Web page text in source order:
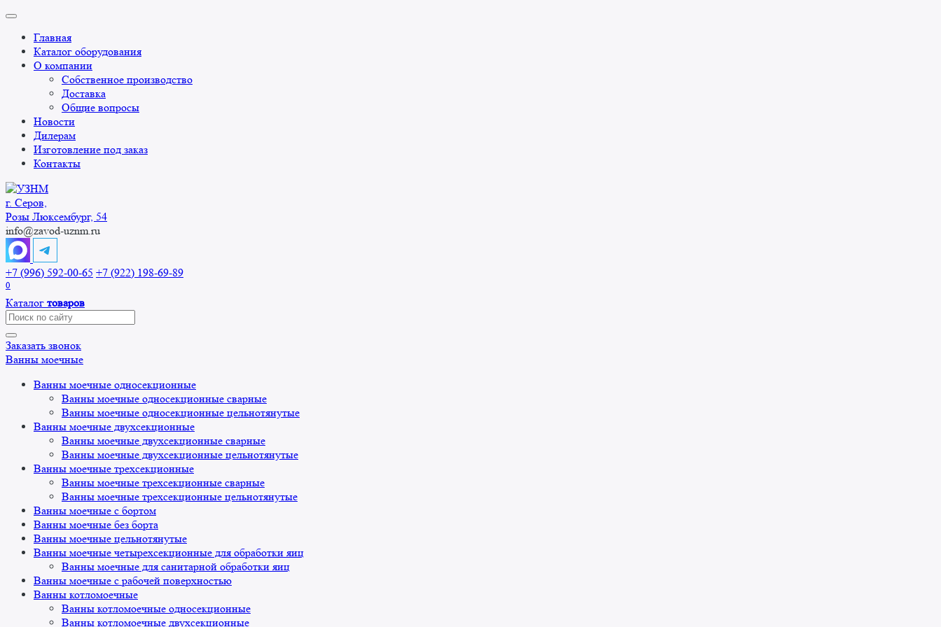
Перейти
содержанию
Главная
Каталог оборудования
О компании
Собственное производство
Доставка
Общие вопросы
Новости
Дилерам
Изготовление под заказ
Контакты
г. Серов,
Розы Люксембург, 54
info@zavod-uznm.ru
+7 (996) 592-00-65 +7 (922) 198-69-89
0
Каталог товаров
Search
for:
Заказать звонок
Ванны моечные
Ванны моечные односекционные
Ванны моечные односекционные сварные
Ванны моечные односекционные цельнотянутые
Ванны моечные двухсекционные
Ванны моечные двухсекционные сварные
Ванны моечные двухсекционные цельнотянутые
Ванны моечные трехсекционные
Ванны моечные трехсекционные сварные
Ванны моечные трехсекционные цельнотянутые
Ванны моечные с бортом
Ванны моечные без борта
Ванны моечные цельнотянутые
Ванны моечные четырехсекционные для обработки яиц
Ванны моечные для санитарной обработки яиц
Ванны моечные с рабочей поверхностью
Ванны котломоечные
Ванны котломоечные односекционные
Ванны котломоечные двухсекционные